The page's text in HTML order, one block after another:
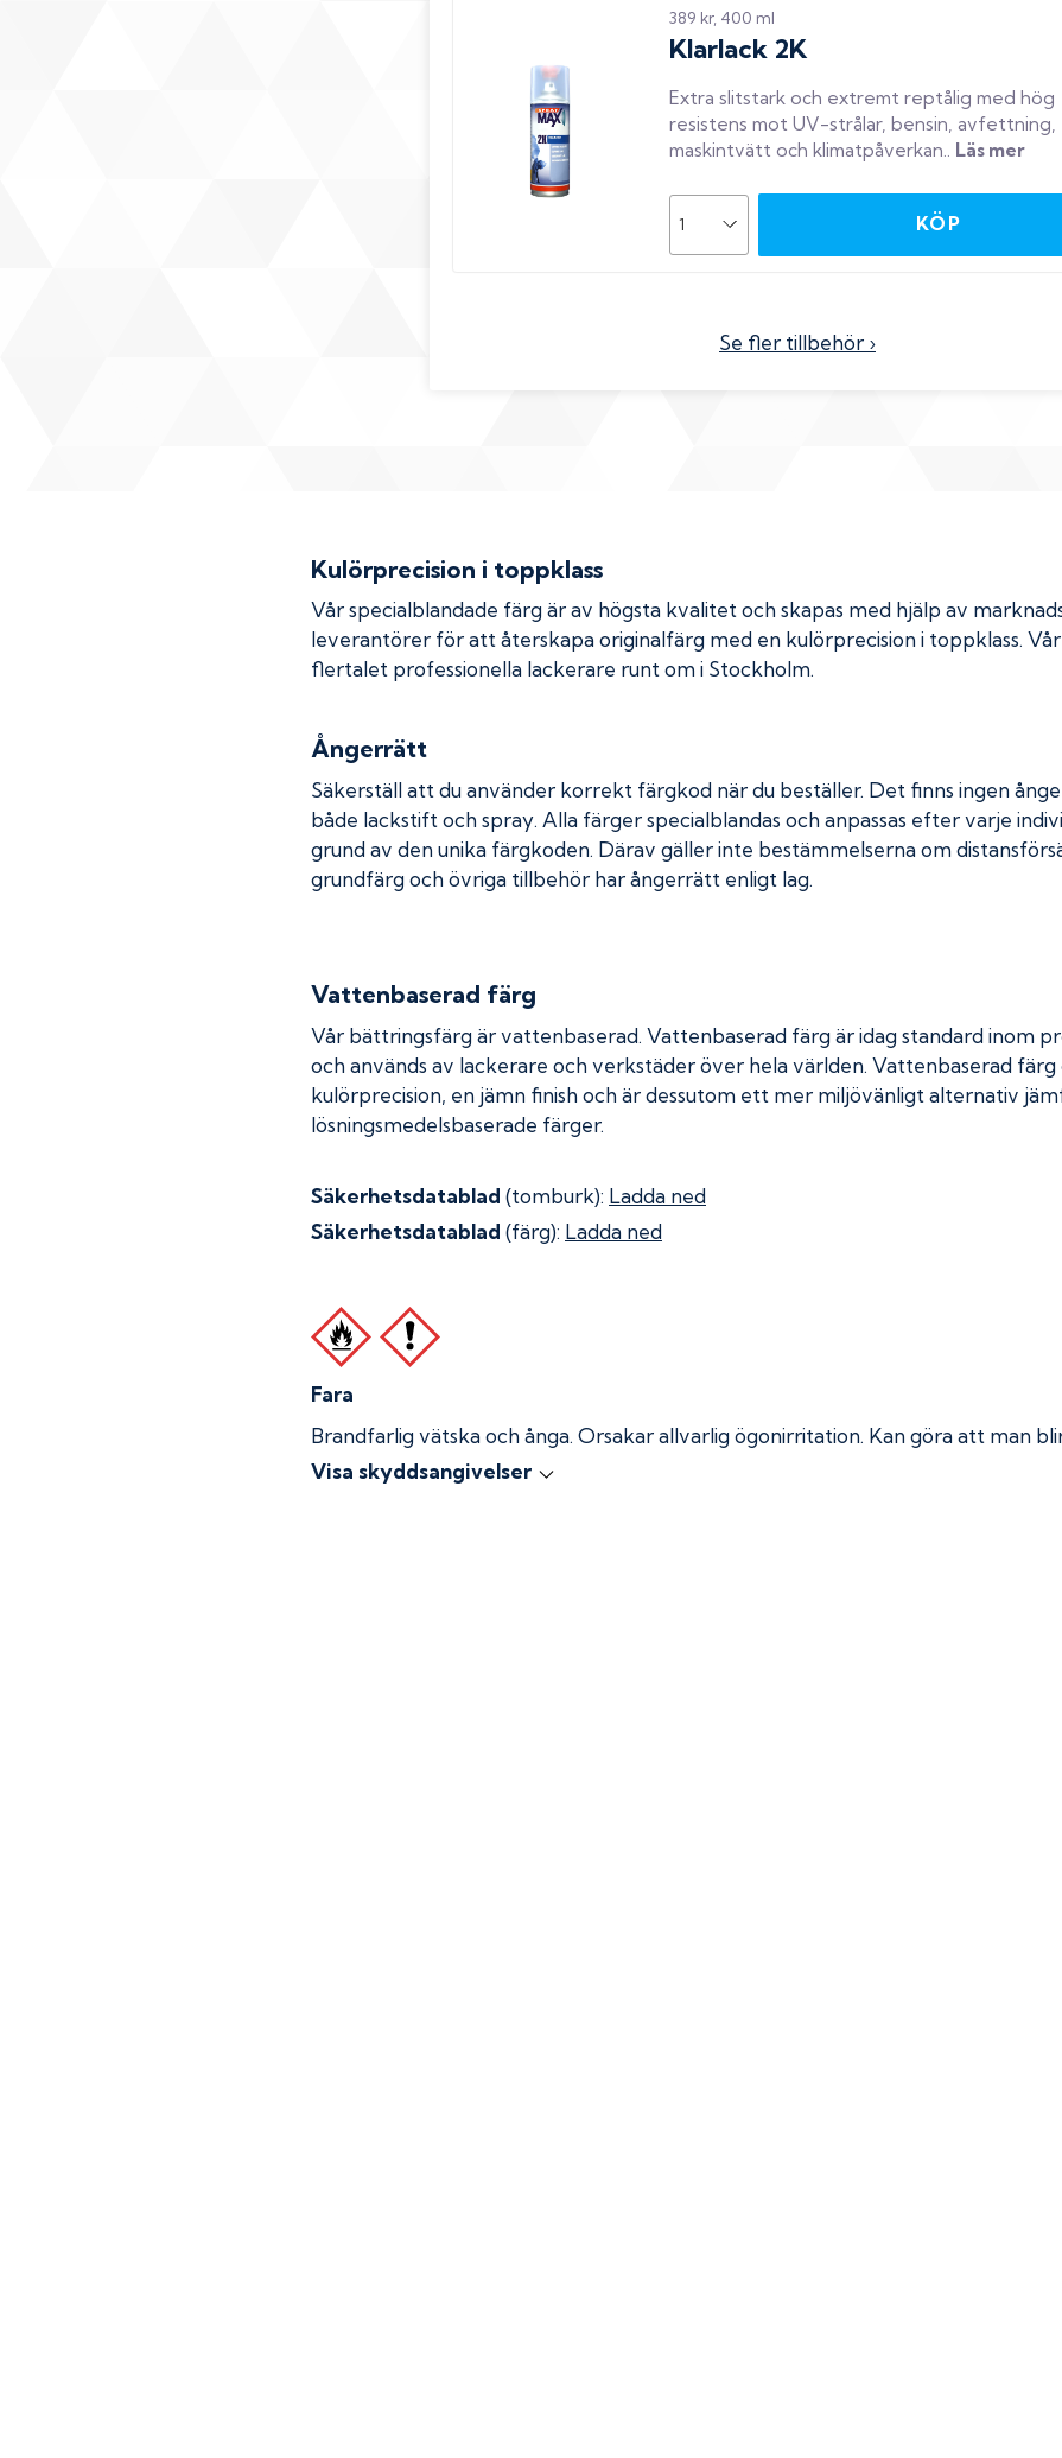
389 kr, 400 ml
Klarlack 2K
Extra slitstark och extremt reptålig med hög
resistens mot UV-strålar, bensin, avfettning,
maskintvätt och klimatpåverkan.
Läs mer
KÖP
Se fler tillbehör ›
Kulörprecision i toppklass
Vår specialblandade färg är av högsta kvalitet och skapas med hjälp av
leverantörer för att återskapa originalfärg med en kulörprecision i toppklass.
flertalet professionella lackerare runt om i Stockholm.
Ångerrätt
Säkerställ att du använder korrekt färgkod när du beställer. Det finns ingen
både lackstift och spray. Alla färger specialblandas och anpassas efter varje
grund av den unika färgkoden. Därav gäller inte bestämmelserna om
grundfärg och övriga tillbehör har ångerrätt enligt lag.
Vattenbaserad färg
Vår bättringsfärg är vattenbaserad. Vattenbaserad färg är idag standard inom
och används av lackerare och verkstäder över hela världen. Vattenbaserad
kulörprecision, en jämn finish och är dessutom ett mer miljövänligt alternativ
lösningsmedelsbaserade färger.
Säkerhetsdatablad (tomburk): Ladda ned
Säkerhetsdatablad (färg): Ladda ned
Fara
Brandfarlig vätska och ånga. Orsakar allvarlig ögonirritation. Kan göra att man
Visa skyddsangivelser